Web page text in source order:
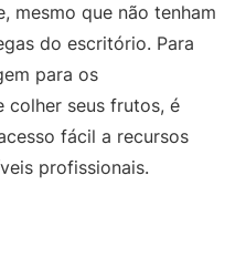
mesmo que não tenham
do escritório. Para
para os
colher seus frutos, é
fácil a recursos
profissionais.